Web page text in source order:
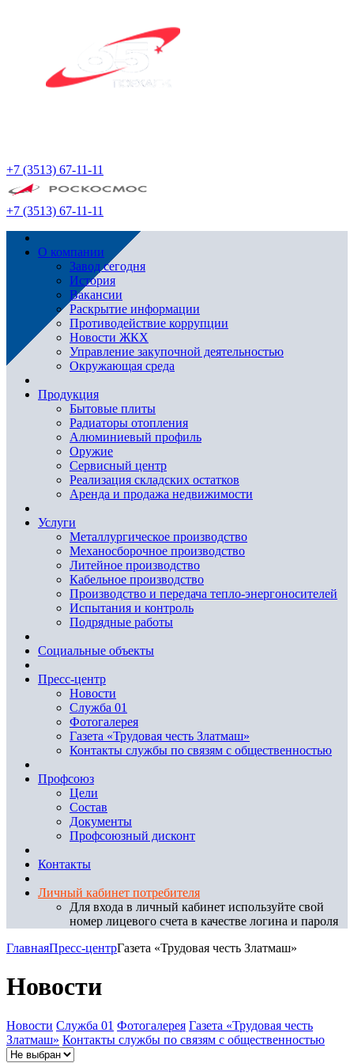
+7 (3513) 67-11-11
+7 (3513) 67-11-11
О компании
Завод сегодня
История
Вакансии
Раскрытие информации
Противодействие коррупции
Новости ЖКХ
Управление закупочной деятельностью
Окружающая среда
Продукция
Бытовые плиты
Радиаторы отопления
Алюминиевый профиль
Оружие
Сервисный центр
Реализация складских остатков
Аренда и продажа недвижимости
Услуги
Металлургическое производство
Механосборочное производство
Литейное производство
Кабельное производство
Производство и передача тепло-энергоносителей
Испытания и контроль
Подрядные работы
Социальные объекты
Пресс-центр
Новости
Служба 01
Фотогалерея
Газета «Трудовая честь Златмаш»
Контакты службы по связям с общественностью
Профсоюз
Цели
Состав
Документы
Профсоюзный дисконт
Контакты
Личный кабинет потребителя
Для входа в личный кабинет используйте свой
номер лицевого счета в качестве логина и пароля
ГлавнаяПресс-центрГазета «Трудовая честь Златмаш»
Новости
Новости Служба 01 Фотогалерея Газета «Трудовая честь
Златмаш» Контакты службы по связям с общественностью